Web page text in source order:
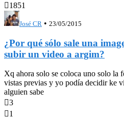
1851
José CR • 23/05/2015
¿Por qué sólo sale una
subir un video a argim?
Xq ahora solo se coloca uno solo la
vistas previas y yo podía decidir ke
alguien sabe
3
1